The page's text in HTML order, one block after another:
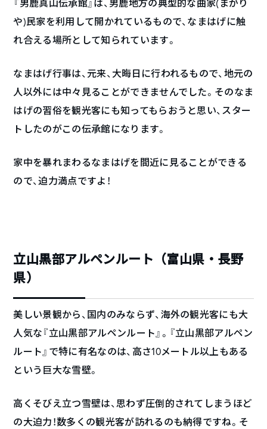
『男鹿真山伝承館』は、男鹿地方の典型的な曲家(まがり
や)民家を利用して開かれているもので、なまはげに触
れ合える場所として知られています。
なまはげ行事は、元来、大晦日に行われるもので、地元の
人以外には中々見ることができませんでした。そのなま
はげの習俗を観光客にも知ってもらおうと思い、スター
トしたのがこの伝承館になります。
家中を暴れまわるなまはげを間近に見ることができる
ので、迫力満点ですよ！
立山黒部アルペンルート（富山県・長野
県）
美しい景観から、国内のみならず、海外の観光客にも大
人気な『立山黒部アルペンルート』。『立山黒部アルペン
ルート』で特に有名なのは、高さ10メートル以上もある
という巨大な雪壁。
高くそびえ立つ雪壁は、思わず圧倒的されてしまうほど
の大迫力！数多くの観光客が訪れるのも納得ですね。そ